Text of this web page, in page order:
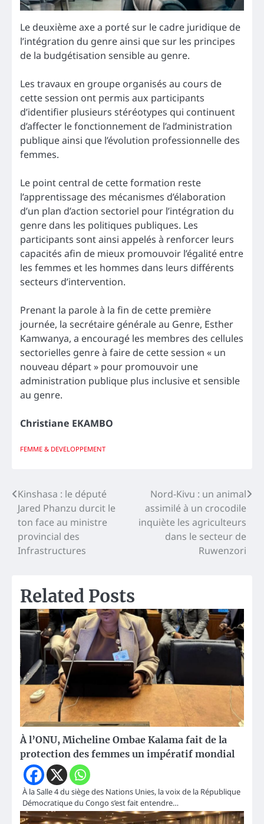
Le deuxième axe a porté sur le cadre juridique de
l’intégration du genre ainsi que sur les principes
de la budgétisation sensible au genre.
Les travaux en groupe organisés au cours de
cette session ont permis aux participants
d’identifier plusieurs stéréotypes qui continuent
d’affecter le fonctionnement de l’administration
publique ainsi que l’évolution professionnelle des
femmes.
Le point central de cette formation reste
l’apprentissage des mécanismes d’élaboration
d’un plan d’action sectoriel pour l’intégration du
genre dans les politiques publiques. Les
participants sont ainsi appelés à renforcer leurs
capacités afin de mieux promouvoir l’égalité entre
les femmes et les hommes dans leurs différents
secteurs d’intervention.
Prenant la parole à la fin de cette première
journée, la secrétaire générale au Genre, Esther
Kamwanya, a encouragé les membres des cellules
sectorielles genre à faire de cette session « un
nouveau départ » pour promouvoir une
administration publique plus inclusive et sensible
au genre.
Christiane EKAMBO
FEMME & DEVELOPPEMENT
Navigation
de
l’article
Kinshasa : le député
Jared Phanzu durcit le
ton face au ministre
provincial des
Infrastructures
Nord-Kivu : un animal
assimilé à un crocodile
inquiète les agriculteurs
dans le secteur de
Ruwenzori
Related Posts
À l’ONU, Micheline Ombae Kalama fait de la
protection des femmes un impératif mondial
À la Salle 4 du siège des Nations Unies, la voix de la République
Démocratique du Congo s’est fait entendre…